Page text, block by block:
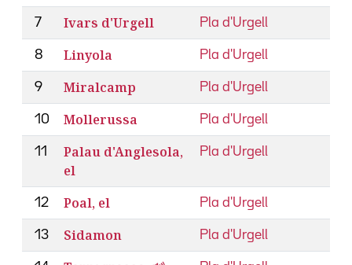
7 Ivars d'Urgell Pla d'Urgell
8 Linyola Pla d'Urgell
9 Miralcamp Pla d'Urgell
10 Mollerussa Pla d'Urgell
11
Palau d'Anglesola,
el
Pla d'Urgell
12 Poal, el Pla d'Urgell
13 Sidamon Pla d'Urgell